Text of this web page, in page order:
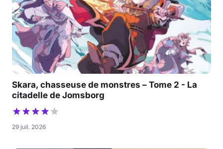
Skara, chasseuse de monstres – Tome 2 - La
citadelle de Jomsborg
29 juil. 2026